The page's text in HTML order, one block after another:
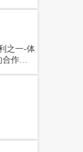
之一-体
作机